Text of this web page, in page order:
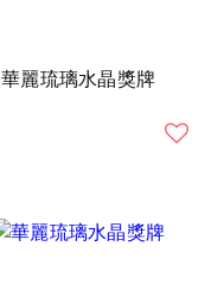
華麗琉璃水晶獎牌